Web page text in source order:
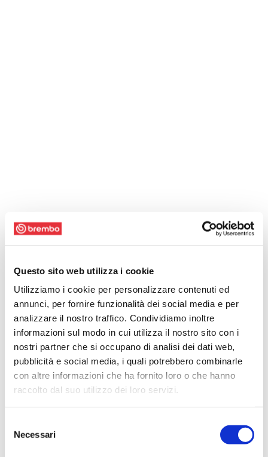
Questo sito web utilizza i cookie
Utilizziamo i cookie per personalizzare contenuti ed
annunci, per fornire funzionalità dei social media e per
analizzare il nostro traffico. Condividiamo inoltre
informazioni sul modo in cui utilizza il nostro sito con i
nostri partner che si occupano di analisi dei dati web,
pubblicità e social media, i quali potrebbero combinarle
con altre informazioni che ha fornito loro o che hanno
raccolto dal suo utilizzo dei loro servizi.
delNecessari